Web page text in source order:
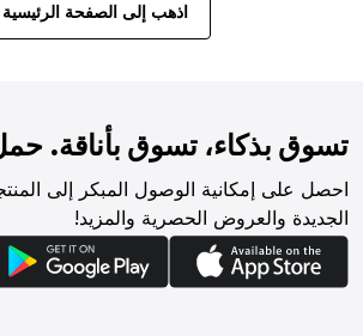
اذهب إلى الصفحة الرئيسية
تسوق بذكاء، تسوق بأناقة.
احصل على إمكانية الوصول المبكر إلى
الجديدة والعروض الحصرية والمزيد!